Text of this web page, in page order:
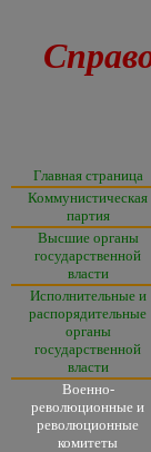
Главная страница
Коммунистическая
партия
Высшие органы
государственной
власти
Исполнительные и
распорядительные
органы
государственной
власти
Военно-
революционные и
революционные
комитеты